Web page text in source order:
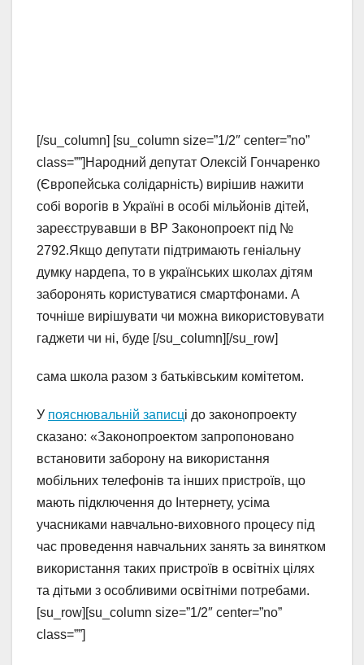
[/su_column] [su_column size=”1/2″ center=”no”
class=””]Народний депутат Олексій Гончаренко
(Європейська солідарність) вирішив нажити
собі ворогів в Україні в особі мільйонів дітей,
зареєструвавши в ВР Законопроект під №
2792.Якщо депутати підтримають геніальну
думку нардепа, то в українських школах дітям
заборонять користуватися смартфонами. А
точніше вирішувати чи можна використовувати
гаджети чи ні, буде [/su_column][/su_row]
сама школа разом з батьківським комітетом.
У пояснювальній записці до законопроекту
сказано: «Законопроектом запропоновано
встановити заборону на використання
мобільних телефонів та інших пристроїв, що
мають підключення до Інтернету, усіма
учасниками навчально-виховного процесу під
час проведення навчальних занять за винятком
використання таких пристроїв в освітніх цілях
та дітьми з особливими освітніми потребами.
[su_row][su_column size=”1/2″ center=”no”
class=””]